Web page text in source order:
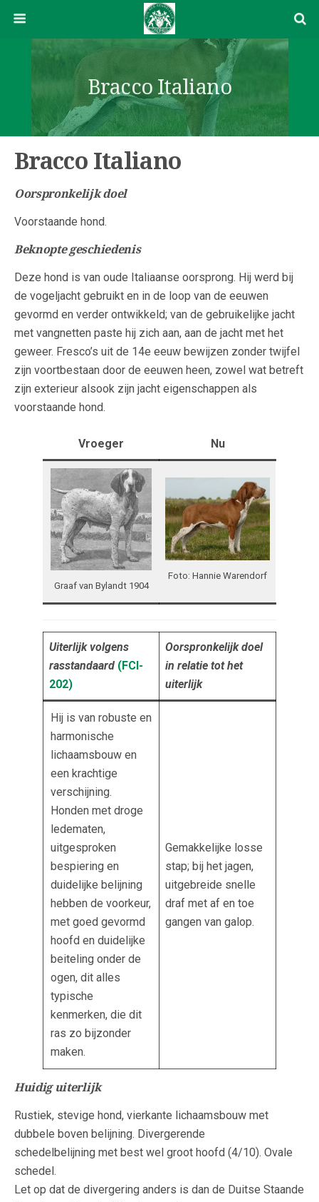
Bracco Italiano
Bracco Italiano
Oorspronkelijk doel
Voorstaande hond.
Beknopte geschiedenis
Deze hond is van oude Italiaanse oorsprong. Hij werd bij
de vogeljacht gebruikt en in de loop van de eeuwen
gevormd en verder ontwikkeld; van de gebruikelijke jacht
met vangnetten paste hij zich aan, aan de jacht met het
geweer. Fresco’s uit de 14e eeuw bewijzen zonder twijfel
zijn voortbestaan door de eeuwen heen, zowel wat betreft
zijn exterieur alsook zijn jacht eigenschappen als
voorstaande hond.
Vroeger Nu
Graaf van Bylandt 1904
Foto: Hannie Warendorf
Uiterlijk volgens
rasstandaard (FCI-
202)
Oorspronkelijk doel
in relatie tot het
uiterlijk
Hij is van robuste en
harmonische
lichaamsbouw en
een krachtige
verschijning.
Honden met droge
ledematen,
uitgesproken
bespiering en
duidelijke belijning
hebben de voorkeur,
met goed gevormd
hoofd en duidelijke
beiteling onder de
ogen, dit alles
typische
kenmerken, die dit
ras zo bijzonder
maken.
Gemakkelijke losse
stap; bij het jagen,
uitgebreide snelle
draf met af en toe
gangen van galop.
Huidig uiterlijk
Rustiek, stevige hond, vierkante lichaamsbouw met
dubbele boven belijning. Divergerende
schedelbelijning met best wel groot hoofd (4/10). Ovale
schedel.
Let op dat de divergering anders is dan de Duitse Staande